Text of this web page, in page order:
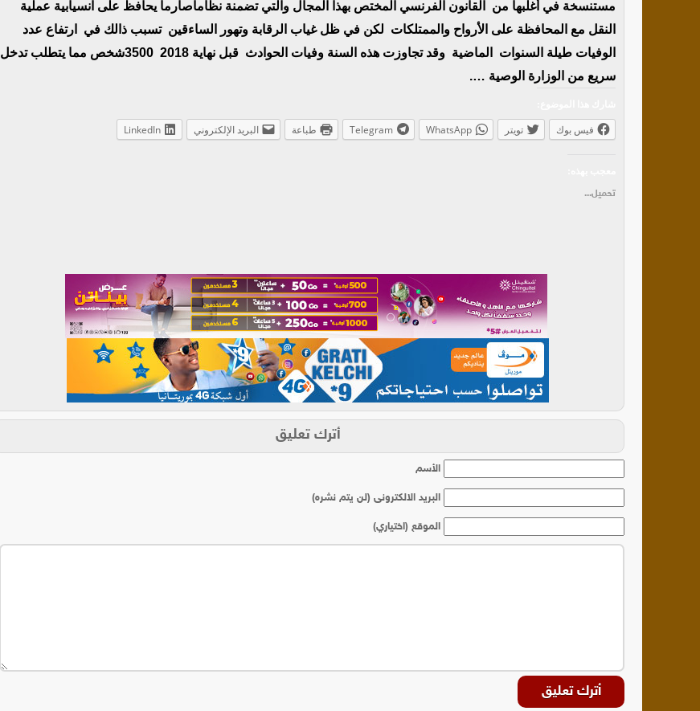
مستنسخة في أغلبها من القانون الفرنسي المختص بهذا المجال والتي تضمنة نظاماصارما يحافظ على انسيابية عملية
النقل مع المحافظة على الأرواح والممتلكات لكن في ظل غياب الرقابة وتهور الساءقين تسبب ذالك في ارتفاع عدد
الوفيات طيلة السنوات الماضية وقد تجاوزت هذه السنة وفيات الحوادث قبل نهاية 2018 3500شخص مما يتطلب تدخل
سريع من الوزارة الوصية ….
فيس بوك تويتر WhatsApp
Telegram طباعة البريد الإلكتروني LinkedIn
تحميل...
أترك تعليق
الأسم
البريد الالكترونى (لن يتم نشره)
الموقع (اختياري)